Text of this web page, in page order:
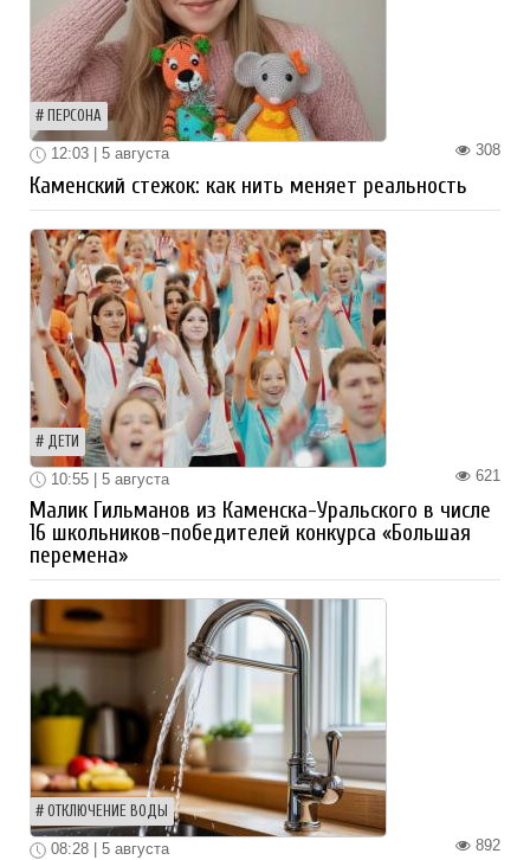
ПЕРСОНА
308
12:03 | 5 августа
Каменский стежок: как нить меняет реальность
ДЕТИ
621
10:55 | 5 августа
Малик Гильманов из Каменска-Уральского в числе
16 школьников-победителей конкурса «Большая
перемена»
ОТКЛЮЧЕНИЕ ВОДЫ
892
08:28 | 5 августа